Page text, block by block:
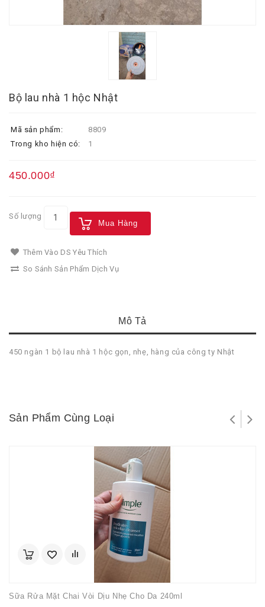
Bộ lau nhà 1 hộc Nhật
Mã sản phẩm:
8809
Trong kho hiện có:
1
450.000₫
Số lượng
Mua Hàng
Thêm Vào DS Yêu Thích
So Sánh Sản Phẩm Dịch Vụ
Mô Tả
450 ngàn 1 bộ lau nhà 1 hộc gọn, nhẹ, hàng của công ty Nhật
Sản Phẩm Cùng Loại
Sữa Rửa Mặt Chai Vòi Dịu Nhẹ Cho Da 240ml